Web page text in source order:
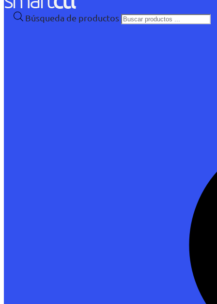
Búsqueda de productos